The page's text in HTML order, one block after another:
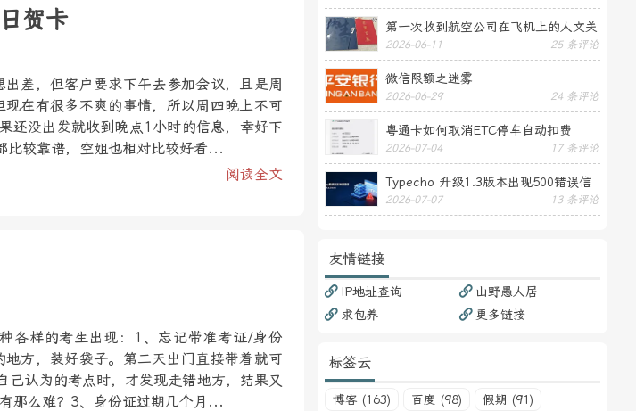
贺卡
差，但客户要求下午去参加会议，且是周
在有很多不爽的事情，所以周四晚上不可
还没出发就收到晚点1小时的信息，幸好下
比较靠谱，空姐也相对比较好看...
阅读全文
各样的考生出现：1、忘记带准考证/身份
方，装好袋子。第二天出门直接带着就可
认为的考点时，才发现走错地方，结果又
那么难？3、身份证过期几个月...
第一次收到航空公司在飞机上的人文关
怀——送生日贺卡
2026-06-11 25 条评论
微信限额之迷雾
2026-06-29 24 条评论
粤通卡如何取消ETC停车自动扣费
2026-07-04 17 条评论
Typecho 升级1.3版本出现500错误信
息
2026-07-07 13 条评论
友情链接
IP地址查询
山野愚人居
求包养
更多链接
标签云
博客 (163) 百度 (98)
假期 (91)